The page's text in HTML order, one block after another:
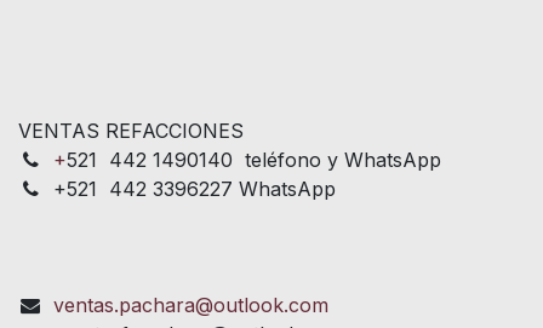
VENTAS REFACCIONES
+521 442 1490140 teléfono y WhatsApp
+521 442 3396227 WhatsApp
ventas.pachara@outlook.com